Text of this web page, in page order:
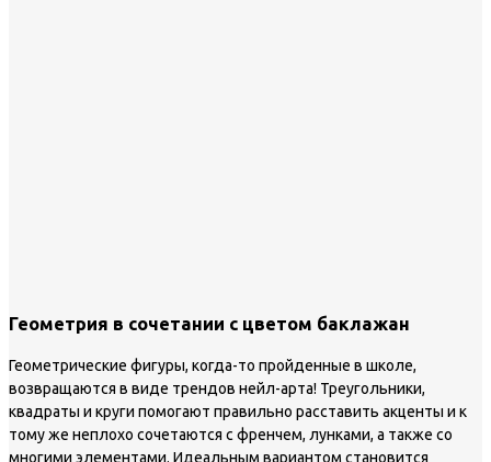
Геометрия в сочетании с цветом баклажан
Геометрические фигуры, когда-то пройденные в школе,
возвращаются в виде трендов нейл-арта! Треугольники,
квадраты и круги помогают правильно расставить акценты и к
тому же неплохо сочетаются с френчем, лунками, а также со
многими элементами. Идеальным вариантом становится